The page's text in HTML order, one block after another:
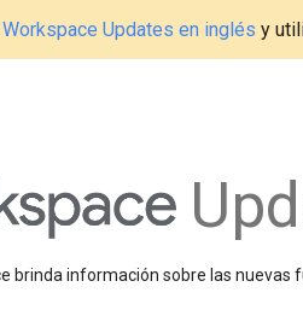
Updates en inglés y
brinda información sobre las nuevas